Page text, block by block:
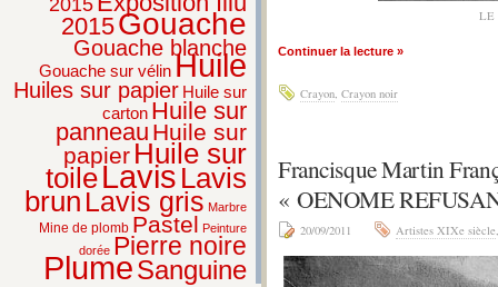
2015
2015Gouache
Gouache blanche
Gouache sur vélinHuile
Huiles sur papier Huile sur
carton Huile sur
panneau Huile sur
papier Huile sur
toileLavis Lavis
brun Lavis gris Marbre
Mine de plomb Pastel Peinture
dorée Pierre noire
PlumeSanguine
LE
Continuer la lecture »
Crayon, Crayon noir
Francisque Martin
« OENOME
20/09/2011 Artistes XIXe siècle